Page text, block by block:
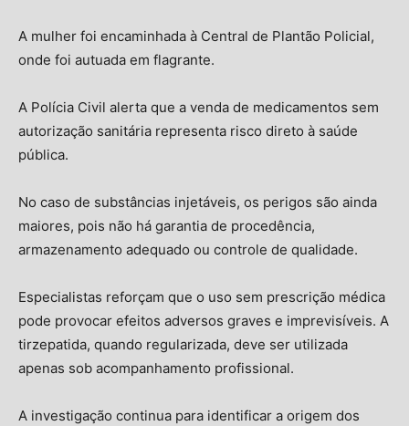
A mulher foi encaminhada à Central de Plantão Policial,
onde foi autuada em flagrante.
A Polícia Civil alerta que a venda de medicamentos sem
autorização sanitária representa risco direto à saúde
pública.
No caso de substâncias injetáveis, os perigos são ainda
maiores, pois não há garantia de procedência,
armazenamento adequado ou controle de qualidade.
Especialistas reforçam que o uso sem prescrição médica
pode provocar efeitos adversos graves e imprevisíveis. A
tirzepatida, quando regularizada, deve ser utilizada
apenas sob acompanhamento profissional.
A investigação continua para identificar a origem dos